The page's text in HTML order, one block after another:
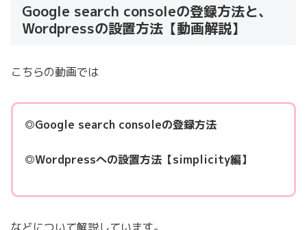
Google search consoleの登録方法と、
Wordpressの設置方法【動画解説】
こちらの動画では
◎Google search consoleの登録方法
◎Wordpressへの設置方法【simplicity編】